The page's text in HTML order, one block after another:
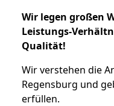
Wir legen großen
Leistungs-
Qualität!
Wir verstehen die
Regensburg und
erfüllen.